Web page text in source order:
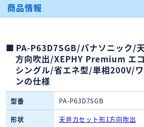
商品情報
PA-P63D7SGB/パナソニック/
方向吹出/XEPHY Premium エ
シングル/省エネ型/単相200V/
ンの仕様
型番
PA-P63D7SGB
形状
天井カセット形1方向吹出